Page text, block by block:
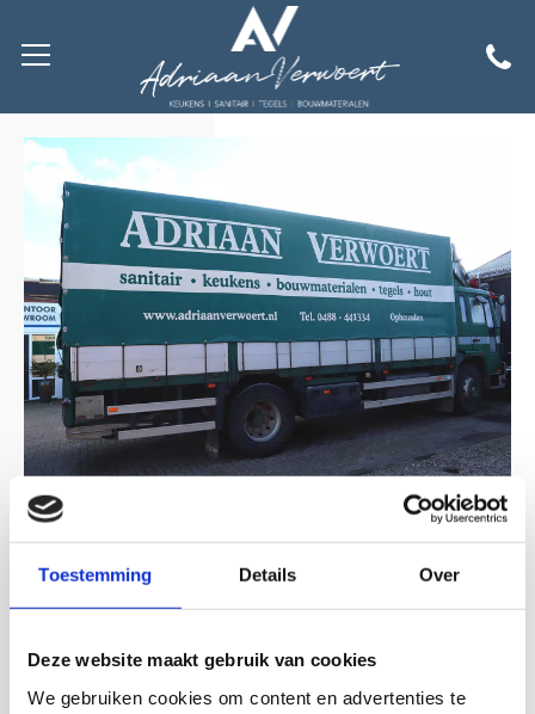
Toestemming Details Over
Deze website maakt gebruik van cookies
We gebruiken cookies om content en advertenties te
ADRIAAN VERWOERT
OVER ONS
Adriaan Verwoert is ruim 30 jaar keukenspecialist en leverancier
wijde omgeving. In onze showroom van circa 250m2 aan de